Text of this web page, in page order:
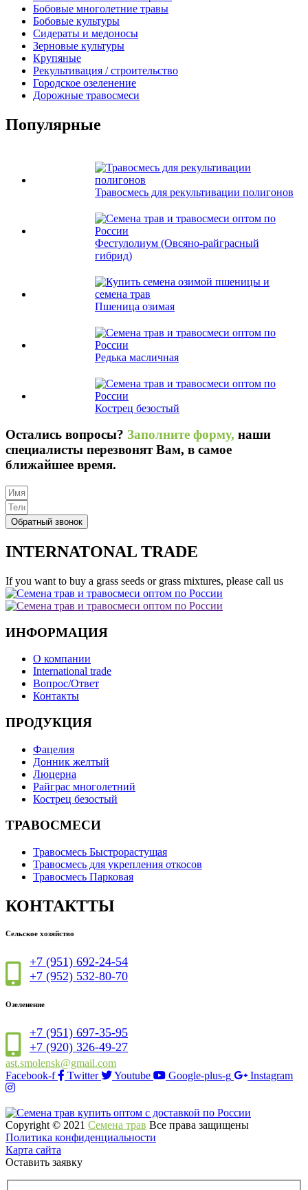
Бобовые многолетние травы
Бобовые культуры
Сидераты и медоносы
Зерновые культуры
Крупяные
Рекультивация / строительство
Городское озеленение
Дорожные травосмеси
Популярные
Травосмесь для рекультивации полигонов
Фестулолиум (Овсяно-райграсный
гибрид)
Пшеница озимая
Редька масличная
Кострец безостый
Остались вопросы? Заполните форму, наши
специалисты перезвонят Вам, в самое
ближайшее время.
Обратный звонок
INTERNATONAL TRADE
If you want to buy a grass seeds or grass mixtures, please call us
ИНФОРМАЦИЯ
О компании
International trade
Вопрос/Ответ
Контакты
ПРОДУКЦИЯ
Фацелия
Донник желтый
Люцерна
Райграс многолетний
Кострец безостый
ТРАВОСМЕСИ
Травосмесь Быстрорастущая
Травосмесь для укрепления откосов
Травосмесь Парковая
КОНТАКТТЫ
Сельское хозяйство
+7 (951) 692-24-54
+7 (952) 532-80-70
Озеленение
+7 (951) 697-35-95
+7 (920) 326-49-27
ast.smolensk@gmail.com
Facebook-f
Twitter Youtube Google-plus-g Instagram
Copyright © 2021 Семена трав Все права защищены
Политика конфиденциальности
Карта сайта
Оставить заявку